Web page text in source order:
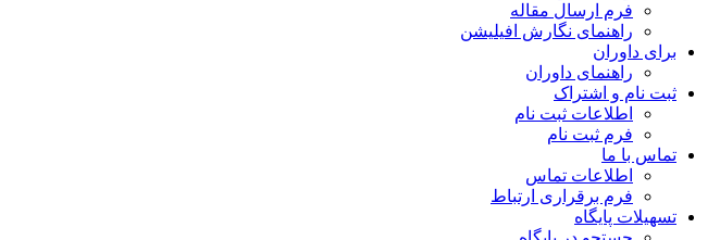
فرم ارسال مقاله
راهنمای نگارش افیلیشن
برای داوران
راهنمای داوران
ثبت نام و اشتراک
اطلاعات ثبت نام
فرم ثبت نام
تماس با ما
اطلاعات تماس
فرم برقراری ارتباط
تسهیلات پایگاه